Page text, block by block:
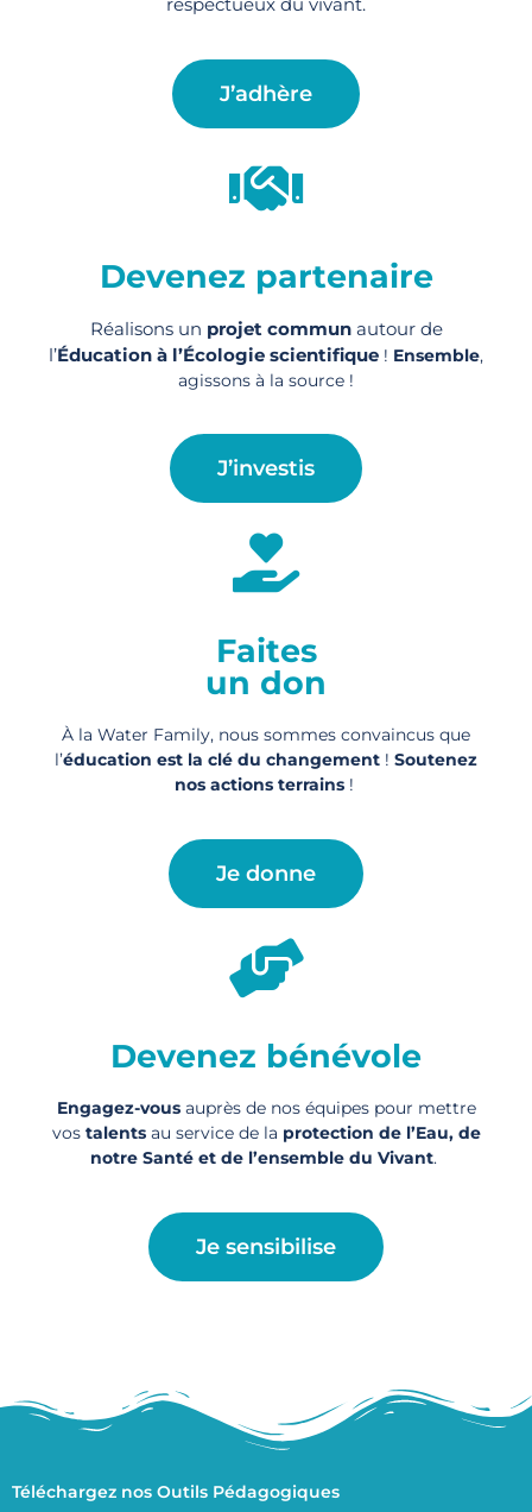
J’adhère
Devenez partenaire
Réalisons un projet communautour de
l’Éducation à l’Écologie scientifique ! Ensemble,
agissons à la source !
J’investis
Faites
un don
À la Water Family, nous sommes convaincus que
l’éducation est la clé du changement ! Soutenez
nos actions terrains!
Je donne
Devenez bénévole
Engagez-vousauprès de nos équipes pour mettre
vos talentsau service de la protection de l’Eau, de
notre Santé et de l’ensemble du Vivant.
Je sensibilise
Téléchargez nos Outils Pédagogiques